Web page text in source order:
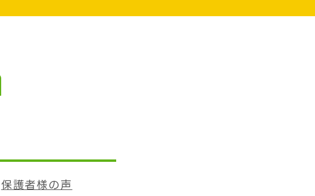
保護者様の声